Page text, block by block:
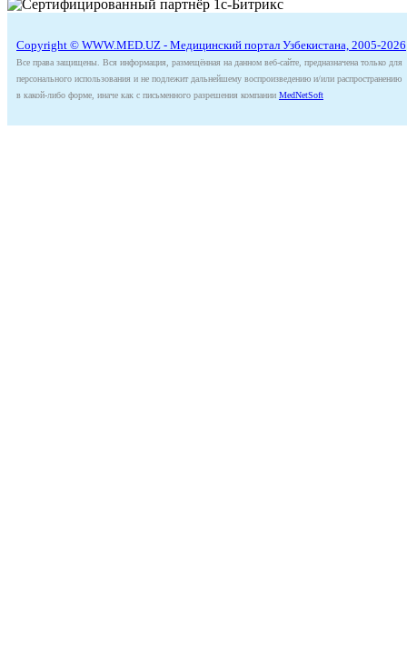
Copyright © WWW.MED.UZ - Медицинский портал Узбекистана, 2005-2026
Все права защищены. Вся информация, размещённая на данном веб-сайте, предназначена только для
персонального использования и не подлежит дальнейшему воспроизведению и/или распространению
в какой-либо форме, иначе как с письменного разрешения компании MedNetSoft